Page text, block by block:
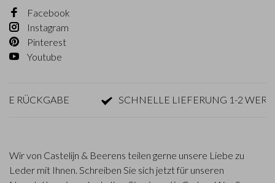
Facebook
Instagram
Pinterest
Youtube
SCHNELLE LIEFERUNG 1-2
Wir von Castelijn & Beerens teilen gerne unsere Liebe zu
Leder mit Ihnen. Schreiben Sie sich jetzt für unseren